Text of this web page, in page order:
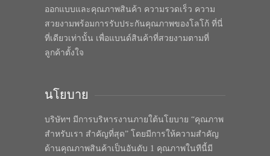
ออกแบบและคุณภาพสินค้า ความรวดเร็ว ความ
สวยงามพร้อมการรับประกันคุณภาพของโลโก้ ที่นี่
ที่เดียวเท่านั้น เพื่อแบนด์สินค้าที่สวยงามตามที่
ลูกค้าตั้งใจ
นโยบาย
บริษัทฯ มีการบริหารงานภายใต้นโยบาย “คุณภาพ
สำหรับเรา สำคัญที่สุด” โดยมีการให้ความสำคัญ
ด้านคุณภาพสินค้าเป็นอันดับ 1 คุณภาพในทีนี้มี